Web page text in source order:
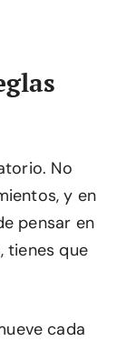
No
y en
pensar en
tienes que
cada